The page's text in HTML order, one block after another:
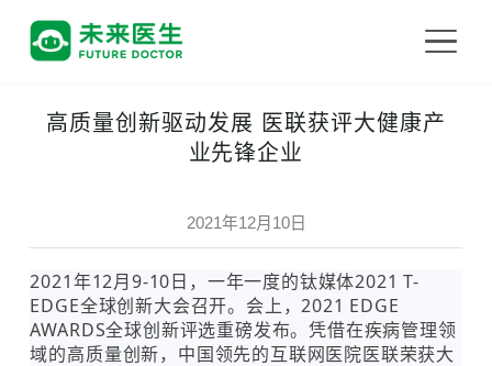
高质量创新驱动发展 医联获评大健康产
业先锋企业
2021年12月10日
2021年12月9-10日，一年一度的钛媒体2021 T-
EDGE全球创新大会召开。会上，2021 EDGE
AWARDS全球创新评选重磅发布。凭借在疾病管理领
域的高质量创新，中国领先的互联网医院医联荣获大